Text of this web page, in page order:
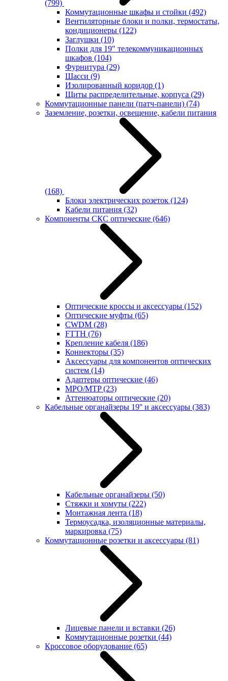
(799)
Коммутационные шкафы и стойки (492)
Вентиляторные блоки и полки, термостаты,
кондиционеры (122)
Заглушки (10)
Полки для 19" телекоммуникационных
шкафов (104)
Фурнитура (29)
Шасси (9)
Изолированный коридор (1)
Щиты распределительные, корпуса (29)
Коммутационные панели (патч-панели) (74)
Заземление, розетки, освещение, кабели питания
(168)
Блоки электрических розеток (124)
Кабели питания (32)
Компоненты СКС оптические (646)
Оптические кроссы и аксессуары (152)
Оптические муфты (65)
CWDM (28)
FTTH (76)
Крепление кабеля (186)
Коннекторы (35)
Аксессуары для компонентов оптических
систем (14)
Адаптеры оптические (46)
MPO/MTP(23)
Аттенюаторы оптические (20)
Кабельные органайзеры 19'' и аксессуары (383)
Кабельные органайзеры (50)
Стяжки и хомуты (222)
Монтажная лента (18)
Термоусадка, изоляционные материалы,
маркировка (75)
Коммутационные розетки и аксессуары (81)
Лицевые панели и вставки (26)
Коммутационные розетки (44)
Кроссовое оборудование (65)